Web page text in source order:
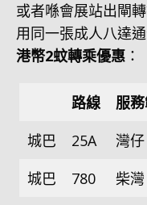
或者喺會展站出閘
用同一張成人八達
港幣2蚊轉乘優惠 ：
路線
服
城巴
25A
灣
城巴
780
柴灣